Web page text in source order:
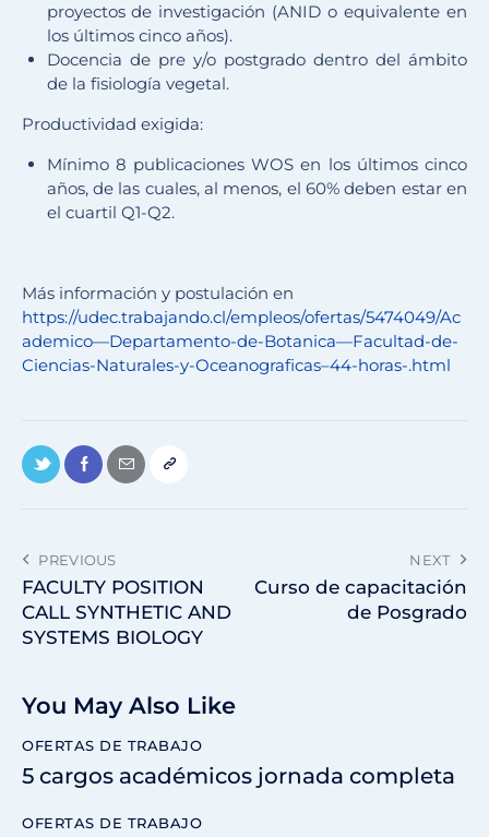
proyectos de investigación (ANID o equivalente en
los últimos cinco años).
Docencia de pre y/o postgrado dentro del ámbito
de la fisiología vegetal.
Productividad exigida:
Mínimo 8 publicaciones WOS en los últimos cinco
años, de las cuales, al menos, el 60% deben estar en
el cuartil Q1-Q2.
Más información y postulación en
https://udec.trabajando.cl/empleos/ofertas/5474049/Ac
ademico—Departamento-de-Botanica—Facultad-de-
Ciencias-Naturales-y-Oceanograficas–44-horas-.html
PREVIOUS
FACULTY POSITION
CALL SYNTHETIC AND
SYSTEMS BIOLOGY
NEXT
Curso de capacitación
de Posgrado
You May Also Like
OFERTAS DE TRABAJO
5 cargos académicos jornada completa
OFERTAS DE TRABAJO